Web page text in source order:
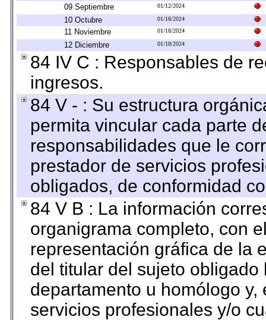
09 Septiembre 01/12/2024
10 Octubre 01/18/2024
11 Noviembre 01/18/2024
12 Diciembre 01/18/2024
84 IV C : Responsables de
ingresos.
84 V - : Su estructura
permita vincular cada parte
responsabilidades que le
prestador de servicios
obligados, de conformidad
84 V B : La información
organigrama completo, con
representación gráfica de la
del titular del sujeto
departamento u homólogo
servicios profesionales y/o